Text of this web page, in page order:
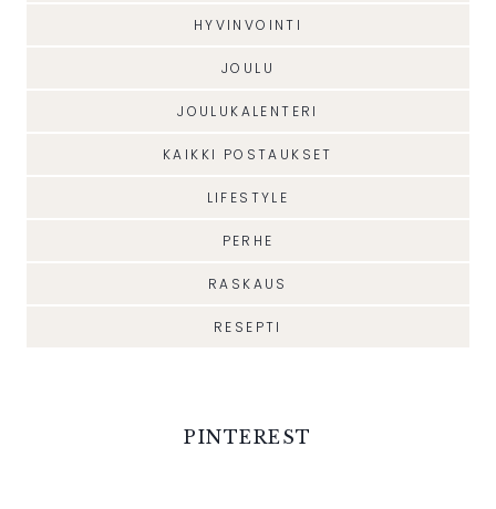
HYVINVOINTI
JOULU
JOULUKALENTERI
KAIKKI POSTAUKSET
LIFESTYLE
PERHE
RASKAUS
RESEPTI
PINTEREST